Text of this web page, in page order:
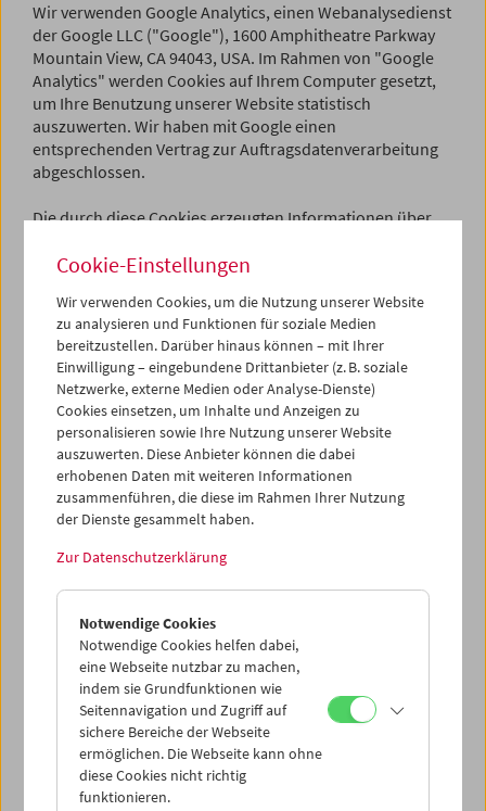
Wir verwenden Google Analytics, einen Webanalysedienst
der Google LLC ("Google"), 1600 Amphitheatre Parkway
Mountain View, CA 94043, USA. Im Rahmen von "Google
Analytics" werden Cookies auf Ihrem Computer gesetzt,
um Ihre Benutzung unserer Website statistisch
auszuwerten. Wir haben mit Google einen
entsprechenden Vertrag zur Auftragsdatenverarbeitung
abgeschlossen.
Die durch diese Cookies erzeugten Informationen über
Adresse) werden anonymisiert, bevor sie auf Google-
einem Computer nicht mehr möglich ist. Nur in
Ausnahmefällen wird die volle IP-Adresse an einen Server
von Google in den USA übertragen und dort gekürzt.
Google benutzt diese Informationen, um Ihre Nutzung der
Website auszuwerten, um Reports über die
Websiteaktivitäten für die Websitebetreiber
zusammenzustellen und um weitere mit der
Websitenutzung und der Internetnutzung verbundene
Dienstleistungen zu erbringen. Die im Rahmen von
Google Analytics von Ihrem Browser übermittelte IP-
zusammengeführt. Mehr Informationen zum Umgang mit
Sie können die Erfassung der durch die Cookies
erzeugten und auf Ihre Nutzung der Website bezogenen
Daten sowie die Verarbeitung der anonymisierten Daten
durch Google verhindern, indem Sie das unter
diesemLinkverfügbare Browser-Plugin herunterladen
und installieren. Wir weisen Sie jedoch darauf hin, dass
Sie in diesem Fall gegebenenfalls nicht sämtliche
Cookie-Einstellungen
Wir verwenden Cookies, um die Nutzung unserer Website
zu analysieren und Funktionen für soziale Medien
bereitzustellen. Darüber hinaus können – mit Ihrer
Einwilligung – eingebundene Drittanbieter (z. B. soziale
Netzwerke, externe Medien oder Analyse-Dienste)
Cookies einsetzen, um Inhalte und Anzeigen zu
personalisieren sowie Ihre Nutzung unserer Website
auszuwerten. Diese Anbieter können die dabei
erhobenen Daten mit weiteren Informationen
zusammenführen, die diese im Rahmen Ihrer Nutzung
der Dienste gesammelt haben.
Zur Datenschutzerklärung
Notwendige Cookies
Notwendige Cookies helfen dabei,
eine Webseite nutzbar zu machen,
indem sie Grundfunktionen wie
Seitennavigation und Zugriff auf
sichere Bereiche der Webseite
ermöglichen. Die Webseite kann ohne
diese Cookies nicht richtig
funktionieren.